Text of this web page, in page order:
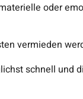
oder
vermieden
schnell und